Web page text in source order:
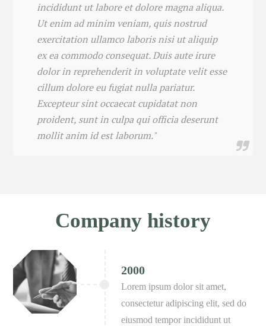
incididunt ut labore et dolore magna aliqua.
Ut enim ad minim veniam, quis nostrud
exercitation ullamco laboris nisi ut aliquip
ex ea commodo consequat. Duis aute irure
dolor in reprehenderit in voluptate velit esse
cillum dolore eu fugiat nulla pariatur.
Excepteur sint occaecat cupidatat non
proident, sunt in culpa qui officia deserunt
mollit anim id est laborum."
Company history
2000
Lorem ipsum dolor sit amet,
consectetur adipiscing elit, sed do
eiusmod tempor incididunt ut